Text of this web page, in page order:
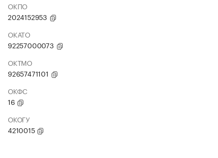
ОКПО
2024152953
ОКАТО
92257000073
ОКТМО
92657471101
ОКФС
16
ОКОГУ
4210015